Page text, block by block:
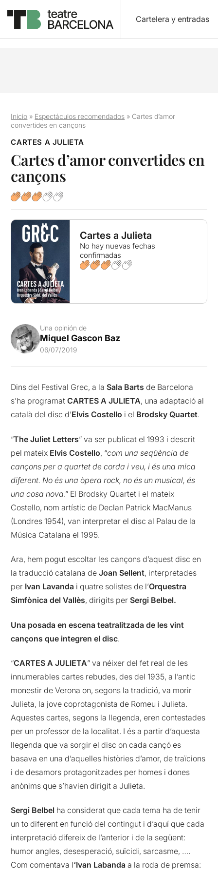
Cartelera y entradas
Inicio » Espectáculos recomendados » Cartes d’amor
convertides en cançons
CARTES A JULIETA
Cartes d’amor convertides en
cançons
Cartes a Julieta
No hay nuevas fechas
confirmadas
Una opinión de
Miquel Gascon Baz
06/07/2019
Dins del Festival Grec, a la Sala Barts de Barcelona
s’ha programatCARTES A JULIETA, una adaptació al
català del disc d’Elvis Costello i el Brodsky Quartet.
“The Juliet Letters” va ser publicat el 1993 i descrit
pel mateix Elvis Costello, “com una seqüència de
cançons per a quartet de corda i veu, i és una mica
diferent. No és una òpera rock, no és un musical, és
una cosa nova.” El Brodsky Quartet i el mateix
Costello, nom artístic de Declan Patrick MacManus
(Londres 1954), van interpretar el disc al Palau de la
Música Catalana el 1995.
Ara, hem pogut escoltar les cançons d’aquest disc en
la traducció catalana deJoan Sellent, interpretades
per Ivan Lavanda i quatre solistes de l’Orquestra
Simfònica del Vallès, dirigits perSergi Belbel.
Una posada en escena teatralitzada de les vint
cançons que integren el disc.
“CARTES A JULIETA” va néixer del fet real de les
innumerables cartes rebudes, des del 1935, a l’antic
monestir de Verona on, segons la tradició, va morir
Julieta, la jove coprotagonista de Romeu i Julieta.
Aquestes cartes, segons la llegenda, eren contestades
per un professor de la localitat. I és a partir d’aquesta
llegenda que va sorgir el disc on cada cançó es
basava en una d’aquelles històries d’amor, de traïcions
i de desamors protagonitzades per homes i dones
anònims que s’havien dirigit a Julieta.
Sergi Belbel ha considerat que cada tema ha de tenir
un to diferent en funció del contingut i d’aquí que cada
interpretació difereix de l’anterior i de la següent:
humor angles, desesperació, suïcidi, sarcasme, ….
Com comentava l‘Ivan Labanda a la roda de premsa: